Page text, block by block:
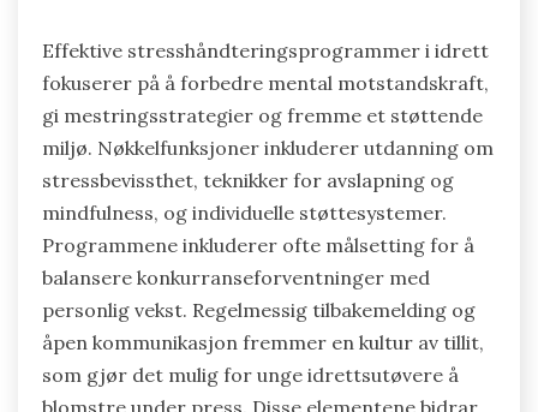
Å inkludere teambyggingsaktiviteter styrker
relasjoner og bygger tillit, og skaper en
sammenhengende og støttende atmosfære. Til
slutt, å fremme en kultur som verdsetter innsats
fremfor resultat, dyrker motstandskraft og
langsiktig utvikling hos unge idrettsutøvere.
Hva er de viktigste egenskapene ved
effektive
stresshåndteringsprogrammer i